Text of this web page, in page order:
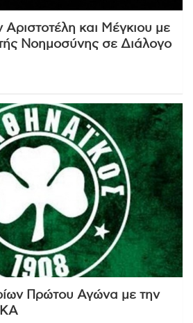
και Μέγκιου με
Νοημοσύνης σε Διάλογο
Πρώτου Αγώνα με την